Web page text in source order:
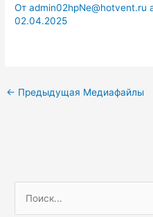
Отadmin02hpNe@hotvent.ru
02.04.2025
← Предыдущая Медиафайлы